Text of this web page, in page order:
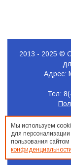
2013 - 2025 ©
Адрес:
Тел:
Мы используем
для
пользования сайтом
конфиденциальности